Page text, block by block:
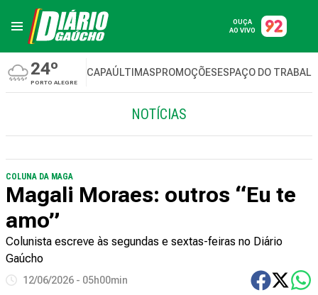
OUÇA
AO VIVO
24º
PORTO ALEGRE
CAPAÚLTIMASPROMOÇÕESESPAÇO DO
NOTÍCIAS
COLUNA DA MAGA
Magali Moraes: outros “Eu te
amo”
Colunista escreve às segundas e sextas-feiras no Diário
Gaúcho
12/06/2026 - 05h00min